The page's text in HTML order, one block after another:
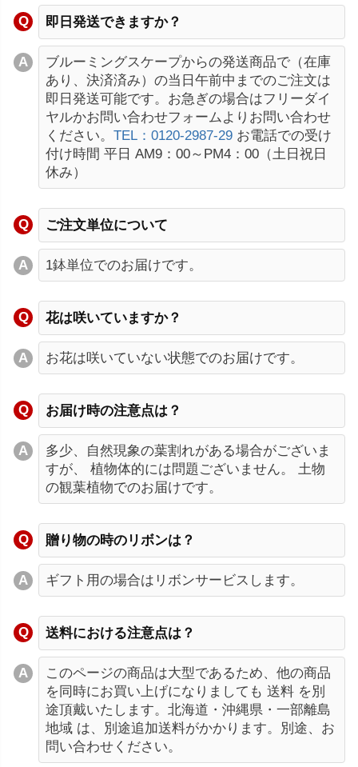
即日発送できますか？
ブルーミングスケープからの発送商品で（在庫
あり、決済済み）の当日午前中までのご注文は
即日発送可能です。お急ぎの場合はフリーダイ
ヤルかお問い合わせフォームよりお問い合わせ
ください。 TEL：0120-2987-29 お電話での受け
付け時間 平日 AM9：00～PM4：00（土日祝日
休み）
ご注文単位について
1鉢単位でのお届けです。
花は咲いていますか？
お花は咲いていない状態でのお届けです。
お届け時の注意点は？
多少、自然現象の葉割れがある場合がございま
すが、 植物体的には問題ございません。 土物
の観葉植物でのお届けです。
贈り物の時のリボンは？
ギフト用の場合はリボンサービスします。
送料における注意点は？
このページの商品は大型であるため、他の商品
を同時にお買い上げになりましても 送料 を別
途頂戴いたします。北海道・沖縄県・一部離島
地域 は、別途追加送料がかかります。別途、お
問い合わせください。